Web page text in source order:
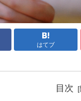
はてブ
目次